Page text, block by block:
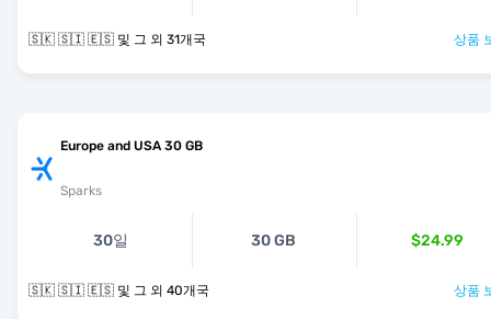
🇸🇰 🇸🇮 🇪🇸 및 그 외 31개국 상품
Europe and USA 30 GB
Sparks
30일 30 GB $24.99
🇸🇰 🇸🇮 🇪🇸 및 그 외 40개국 상품